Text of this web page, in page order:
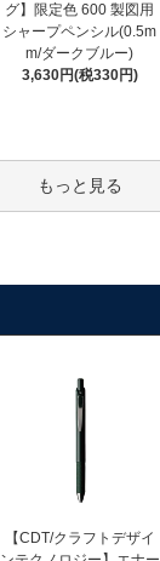
グ】限定色 600 製図用
シャープペンシル(0.5m
m/ダークブルー)
3,630円(税330円)
もっと見る
【CDT/クラフトデザイ